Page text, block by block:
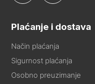
Plaćanje i dostava
Način plaćanja
Sigurnost plaćanja
Osobno preuzimanje